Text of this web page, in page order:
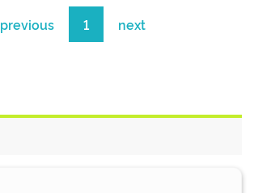
previous 1 next